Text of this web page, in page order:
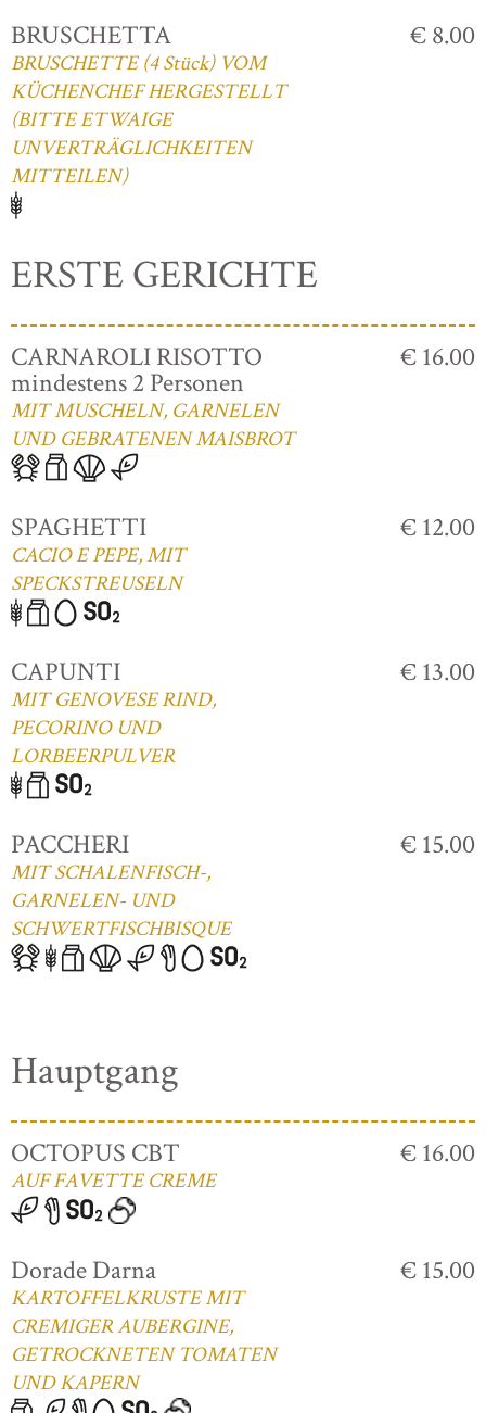
BRUSCHETTA
BRUSCHETTE (4 Stück) VOM
KÜCHENCHEF HERGESTELLT
(BITTE ETWAIGE
UNVERTRÄGLICHKEITEN
MITTEILEN)
€ 8.00
ERSTE GERICHTE
CARNAROLI RISOTTO
mindestens 2 Personen
MIT MUSCHELN, GARNELEN
UND GEBRATENEN MAISBROT
€ 16.00
SPAGHETTI
CACIO E PEPE, MIT
SPECKSTREUSELN
€ 12.00
CAPUNTI
MIT GENOVESE RIND,
PECORINO UND
LORBEERPULVER
€ 13.00
PACCHERI
MIT SCHALENFISCH-,
GARNELEN- UND
SCHWERTFISCHBISQUE
€ 15.00
Hauptgang
OCTOPUS CBT
AUF FAVETTE CREME
€ 16.00
Dorade Darna
KARTOFFELKRUSTE MIT
CREMIGER AUBERGINE,
GETROCKNETEN TOMATEN
UND KAPERN
€ 15.00